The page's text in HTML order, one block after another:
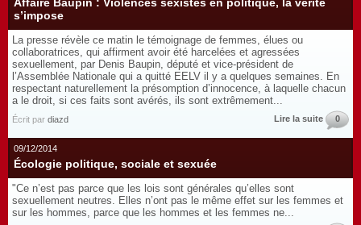
s’impose
La presse révèle ce matin le témoignage de femmes, élues ou
collaboratrices, qui affirment avoir été harcelées et agressées
sexuellement, par Denis Baupin, député et vice-président de
l’Assemblée Nationale qui a quitté EELV il y a quelques semaines. En
respectant naturellement la présomption d’innocence, à laquelle chacun
a le droit, si ces faits sont avérés, ils sont extrêmement...
Écrit par diazd Lire la suite 0
09/12/2014
Écologie politique, sociale et sexuée
"Ce n’est pas parce que les lois sont générales qu’elles sont
sexuellement neutres. Elles n’ont pas le même effet sur les femmes et
sur les hommes, parce que les hommes et les femmes ne...